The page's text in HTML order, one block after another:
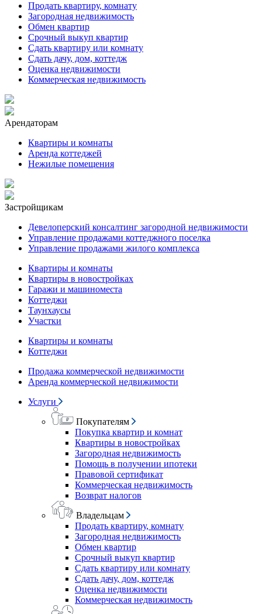
Продать квартиру, комнату
Загородная недвижимость
Обмен квартир
Срочный выкуп квартир
Сдать квартиру или комнату
Сдать дачу, дом, коттедж
Оценка недвижимости
Коммерческая недвижимость
Арендаторам
Квартиры и комнаты
Аренда коттеджей
Нежилые помещения
Застройщикам
Девелоперский консалтинг загородной недвижимости
Управление продажами коттеджного поселка
Управление продажами жилого комплекса
Квартиры и комнаты
Квартиры в новостройках
Гаражи и машиноместа
Коттеджи
Таунхаусы
Участки
Квартиры и комнаты
Коттеджи
Продажа коммерческой недвижимости
Аренда коммерческой недвижимости
Услуги
Покупателям
Покупка квартир и комнат
Квартиры в новостройках
Загородная недвижимость
Помощь в получении ипотеки
Правовой сертификат
Коммерческая недвижимость
Возврат налогов
Владельцам
Продать квартиру, комнату
Загородная недвижимость
Обмен квартир
Срочный выкуп квартир
Сдать квартиру или комнату
Сдать дачу, дом, коттедж
Оценка недвижимости
Коммерческая недвижимость